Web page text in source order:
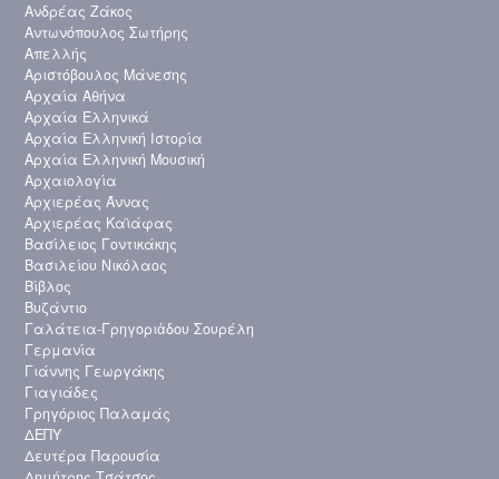
Ανδρέας Ζάκος
Αντωνόπουλος Σωτήρης
Απελλής
Αριστόβουλος Μάνεσης
Αρχαία Αθήνα
Αρχαία Ελληνικά
Αρχαία Ελληνική Ιστορία
Αρχαία Ελληνική Μουσική
Αρχαιολογία
Αρχιερέας Άννας
Αρχιερέας Καϊάφας
Βασίλειος Γοντικάκης
Βασιλείου Νικόλαος
Βίβλος
Βυζάντιο
Γαλάτεια-Γρηγοριἀδου Σουρέλη
Γερμανία
Γιάννης Γεωργάκης
Γιαγιάδες
Γρηγόριος Παλαμάς
ΔΕΠΥ
Δευτέρα Παρουσία